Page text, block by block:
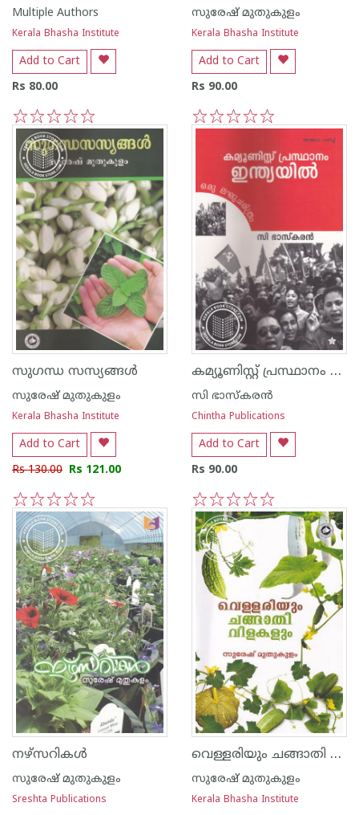
Multiple Authors
Kerala Bhasha Institute
Add to Cart
Rs 80.00
5
4
3
2
1
സുരേഷ് മുതുകുളം
Kerala Bhasha Institute
Add to Cart
Rs 90.00
5
4
3
2
1
സുഗന്ധ സസ്യങ്ങള്‍
സുരേഷ് മുതുകുളം
Kerala Bhasha Institute
Add to Cart
Rs 130.00 Rs 121.00
5
4
3
2
1
കമ്യൂണിസ്റ്റ് പ്രസ്ഥാനം ഇന്ത്യയില്‍
സി ഭാസ്കരന്‍
Chintha Publications
Add to Cart
Rs 90.00
5
4
3
2
1
നഴ്സറികള്‍
സുരേഷ് മുതുകുളം
Sreshta Publications
വെള്ളരിയും ചങ്ങാതി വിളകളും
സുരേഷ് മുതുകുളം
Kerala Bhasha Institute